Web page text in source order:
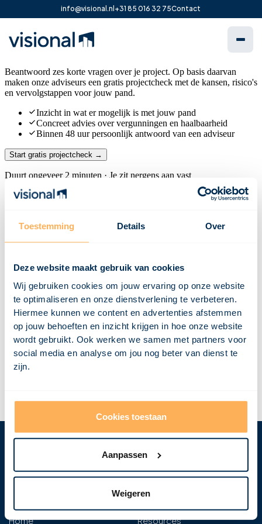
Toestemming Details Over
Deze website maakt gebruik van cookies
Wij gebruiken cookies om jouw ervaring op onze website
te optimaliseren en onze dienstverlening te verbeteren.
Hiermee kunnen we content en advertenties afstemmen
op jouw behoeften en inzicht krijgen in hoe onze website
wordt gebruikt. Ook werken we samen met partners voor
social media en analyse om jou nog beter van dienst te
zijn.
Cookies toestaan
Aanpassen
Weigeren
info@visional.nl +31 85 016 32 75Contact
what’s
Home Resources